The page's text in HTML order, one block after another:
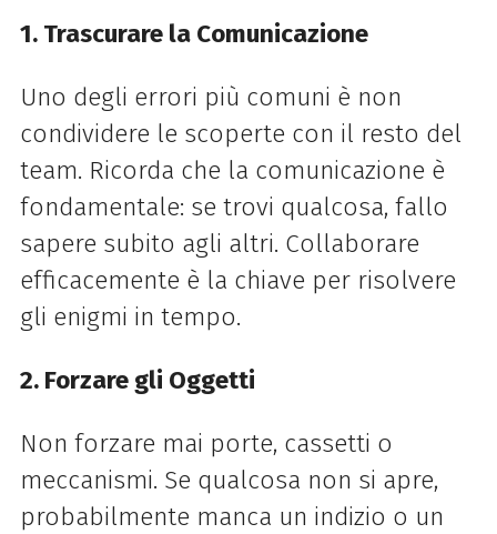
1. Trascurare la Comunicazione
Uno degli errori più comuni è non
condividere le scoperte con il resto del
team. Ricorda che la comunicazione è
fondamentale: se trovi qualcosa, fallo
sapere subito agli altri. Collaborare
efficacemente è la chiave per risolvere
gli enigmi in tempo.
2. Forzare gli Oggetti
Non forzare mai porte, cassetti o
meccanismi. Se qualcosa non si apre,
probabilmente manca un indizio o un